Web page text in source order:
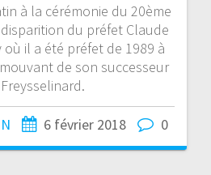
à la cérémonie du 20ème
du préfet Claude
où il a été préfet de 1989 à
de son successeur
6 février 2018 0